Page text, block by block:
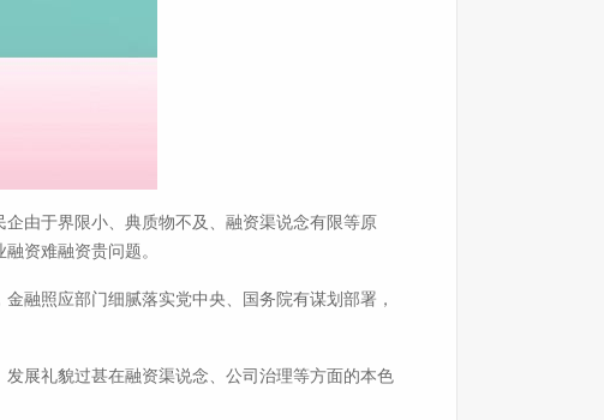
由于界限小、典质物不及、融资渠说念有限等原
资难融资贵问题。
融照应部门细腻落实党中央、国务院有谋划部署，
展礼貌过甚在融资渠说念、公司治理等方面的本色